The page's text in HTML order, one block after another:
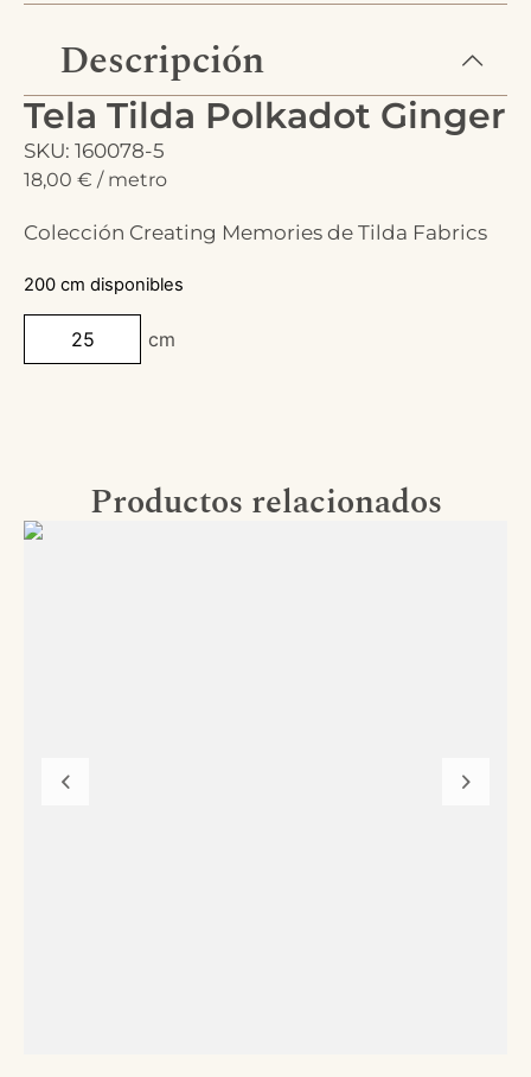
Descripción
Tela Tilda Polkadot Ginger
SKU: 160078-5
18,00 € / metro
Colección Creating Memories de Tilda Fabrics
200 cm disponibles
cm
Productos relacionados